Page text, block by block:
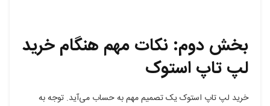
بخش دوم: نکات مهم هنگام خرید
لپ تاپ استوک
خرید لپ تاپ استوک یک تصمیم مهم به حساب می‌آید. توجه به